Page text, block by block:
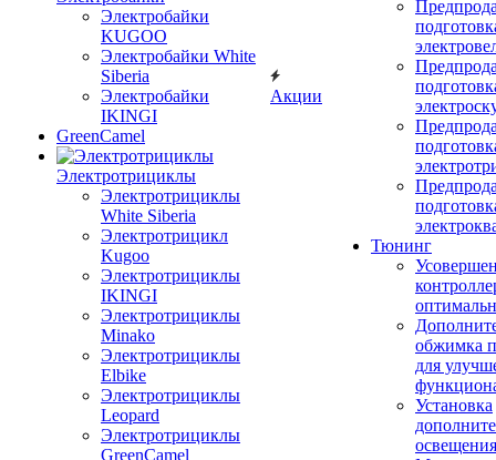
Электробайки
KUGOO
Электробайки White
Siberia
Электробайки
IKINGI
GreenCamel
Электротрициклы
Электротрициклы
White Siberia
Электротрицикл
Kugoo
Электротрициклы
IKINGI
Электротрициклы
Minako
Электротрициклы
Elbike
Электротрициклы
Leopard
Электротрициклы
GreenCamel
Акции
Тюнинг
обжимка
для
Установка
освещения